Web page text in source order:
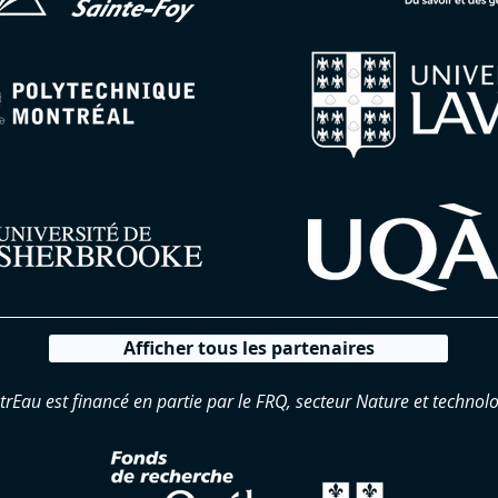
Afficher tous les partenaires
est financé en partie par le FRQ, secteur Nature et